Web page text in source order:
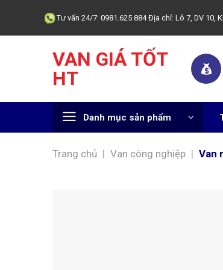
content
Tư vấn 24/7: 0981.625.884 Địa chỉ: Lô 7, DV 10,
VAN GIÁ TỐT
HT
Danh mục sản phẩm
Trang chủ | Van công nghiệp | Van